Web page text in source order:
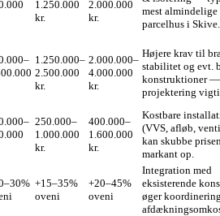
1.250.000
kr.
2.000.000
kr.
mest
parcelhus i Skive.
1.250.000–
2.500.000
kr.
2.000.000–
4.000.000
kr.
Højere krav til
stabilitet og evt.
konstruktioner —
projektering
250.000–
1.000.000
kr.
400.000–
1.600.000
kr.
Kostbare
(VVS, afløb,
kan skubbe
markant op.
+15–35%
oveni
+20–45%
oveni
Integration med
eksisterende
øger